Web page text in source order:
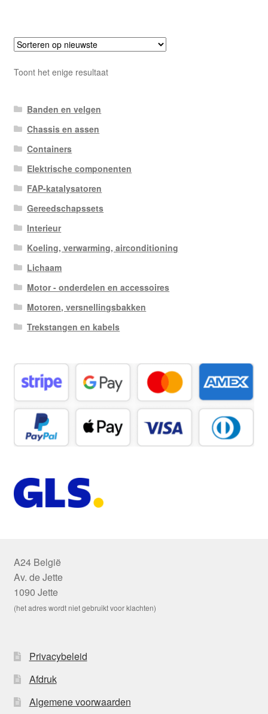
Toont het enige resultaat
Banden en velgen
Chassis en assen
Containers
Elektrische componenten
FAP-katalysatoren
Gereedschapssets
Interieur
Koeling, verwarming, airconditioning
Lichaam
Motor - onderdelen en accessoires
Motoren, versnellingsbakken
Trekstangen en kabels
A24 België
Av. de Jette
1090 Jette
(het adres wordt niet gebruikt voor klachten)
Privacybeleid
Afdruk
Algemene voorwaarden